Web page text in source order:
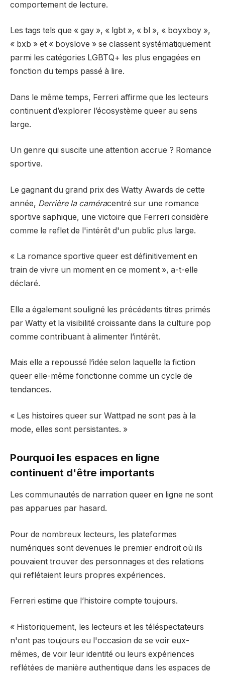
comportement de lecture.
Les tags tels que « gay », « lgbt », « bl », « boyxboy »,
« bxb » et « boyslove » se classent systématiquement
parmi les catégories LGBTQ+ les plus engagées en
fonction du temps passé à lire.
Dans le même temps, Ferreri affirme que les lecteurs
continuent d’explorer l’écosystème queer au sens
large.
Un genre qui suscite une attention accrue ? Romance
sportive.
Le gagnant du grand prix des Watty Awards de cette
année, Derrière la caméracentré sur une romance
sportive saphique, une victoire que Ferreri considère
comme le reflet de l'intérêt d'un public plus large.
« La romance sportive queer est définitivement en
train de vivre un moment en ce moment », a-t-elle
déclaré.
Elle a également souligné les précédents titres primés
par Watty et la visibilité croissante dans la culture pop
comme contribuant à alimenter l’intérêt.
Mais elle a repoussé l’idée selon laquelle la fiction
queer elle-même fonctionne comme un cycle de
tendances.
« Les histoires queer sur Wattpad ne sont pas à la
mode, elles sont persistantes. »
Pourquoi les espaces en ligne
continuent d'être importants
Les communautés de narration queer en ligne ne sont
pas apparues par hasard.
Pour de nombreux lecteurs, les plateformes
numériques sont devenues le premier endroit où ils
pouvaient trouver des personnages et des relations
qui reflétaient leurs propres expériences.
Ferreri estime que l’histoire compte toujours.
« Historiquement, les lecteurs et les téléspectateurs
n'ont pas toujours eu l'occasion de se voir eux-
mêmes, de voir leur identité ou leurs expériences
reflétées de manière authentique dans les espaces de